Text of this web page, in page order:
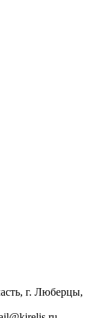
г. Люберцы,